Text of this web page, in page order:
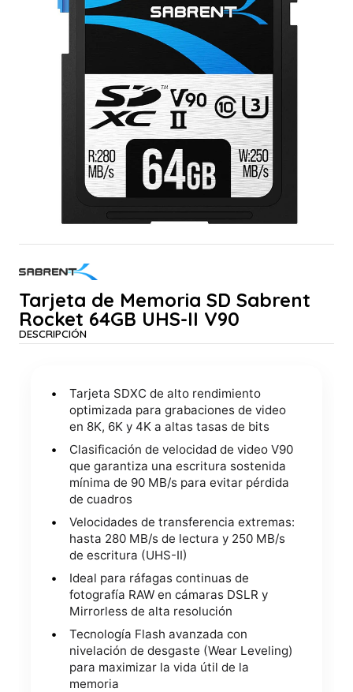
Tarjeta de Memoria SD Sabrent
Rocket 64GB UHS-II V90
DESCRIPCIÓN
Tarjeta SDXC de alto rendimiento
optimizada para grabaciones de video
en 8K, 6K y 4K a altas tasas de bits
Clasificación de velocidad de video V90
que garantiza una escritura sostenida
mínima de 90 MB/s para evitar pérdida
de cuadros
Velocidades de transferencia extremas:
hasta 280 MB/s de lectura y 250 MB/s
de escritura (UHS-II)
Ideal para ráfagas continuas de
fotografía RAW en cámaras DSLR y
Mirrorless de alta resolución
Tecnología Flash avanzada con
nivelación de desgaste (Wear Leveling)
para maximizar la vida útil de la
memoria